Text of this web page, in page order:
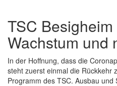
TSC
Wachstum und
In der Hoffnung, dass die
steht zuerst einmal die Rückkehr
Programm des TSC. Ausbau und